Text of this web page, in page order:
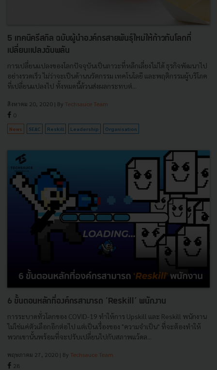
5 เทคนิครีสกิล ฉบับผู้นำองค์กรสายพันธุ์ใหม่ให้ก้าวทันโลกที่
เปลี่ยนแปลงฉับพลัน
การเปลี่ยนแปลงของโลกปัจจุบันเป็นภาวะที่หลีกเลี่ยงไม่ได้ ธุรกิจพัฒนาไป
อย่างรวดเร็ว ไม่ว่าจะเป็นด้านนวัตกรรม เทคโนโลยี และพฤติกรรมผู้บริโภค
ที่เปลี่ยนแปลงไป ทั้งหมดนี้ล้วนส่งผลกระทบต่...
สิงหาคม 20, 2020 | By Techsauce Team
0
News SEAC Reskill Leadership Organisation
6 ขั้นตอนหลักที่องค์กรสามารถ ‘Reskill’ พนักงาน
การระบาดทั่วโลกของ COVID-19 ทำให้การ Upskill และ ​Reskill พนักงาน
ไม่ใช่แค่ตัวเลือกอีกต่อไป แต่เป็นเรื่องของ "ความจำเป็น" ที่จะต้องทำให้
พวกเขานั้นพร้อมที่จะปรับเปลี่ยนไปกับสภาพแว้ดล...
พฤษภาคม 27, 2020 | By Techsauce Team
28